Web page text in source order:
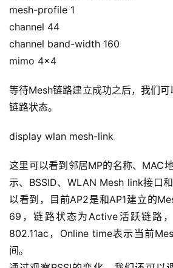
A
I
干
群
mesh-profile 1
channel 44
channel band-width 160
mimo 4×4
等待Mesh链路建立成功之后，我们
链路状态。
display wlan mesh-link
这里可以看到邻居MP的名称、MAC
示、BSSID、WLAN Mesh link接口
以看到，目前AP2是和AP1建立的
69，链路状态为Active活跃链路
802.11ac，Online time表示当前
间。